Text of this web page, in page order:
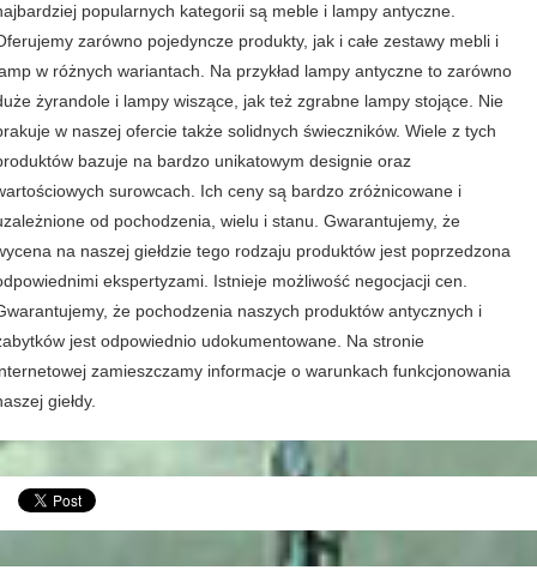
popularnych kategorii są meble i lampy antyczne.
zarówno pojedyncze produkty, jak i całe zestawy mebli i
w różnych wariantach. Na przykład lampy antyczne to zarówno
żyrandole i lampy wiszące, jak też zgrabne lampy stojące. Nie
w naszej ofercie także solidnych świeczników. Wiele z tych
bazuje na bardzo unikatowym designie oraz
surowcach. Ich ceny są bardzo zróżnicowane i
od pochodzenia, wielu i stanu. Gwarantujemy, że
na naszej giełdzie tego rodzaju produktów jest poprzedzona
ekspertyzami. Istnieje możliwość negocjacji cen.
że pochodzenia naszych produktów antycznych i
jest odpowiednio udokumentowane. Na stronie
zamieszczamy informacje o warunkach funkcjonowania
giełdy.